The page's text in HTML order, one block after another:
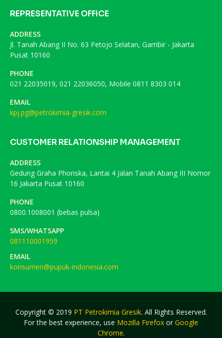
REPRESENTATIVE OFFICE
ADDRESS
Jl. Tanah Abang II No. 63 Petojo Selatan, Gambir - Jakarta
Pusat 10160
PHONE
021 22035019, 021 22036050, Mobile 0811 8303 014
EMAIL
kpj.pg@petrokimia-gresik.com
CUSTOMER RELATIONSHIP MANAGEMENT
ADDRESS
Gedung Graha Phonska, Lantai 4 Jalan Tanah Abang III Nomor
16 Jakarta Pusat 10160
PHONE
0800.1008001 (bebas pulsa)
SMS/WHATSAPP
081110001959
EMAIL
konsumen@pupuk-indonesia.com
Copyright © 2019 PT Petrokimia Gresik. All Rights Reserved.
For the best experience, use Mozilla Firefox or Google
Chrome.